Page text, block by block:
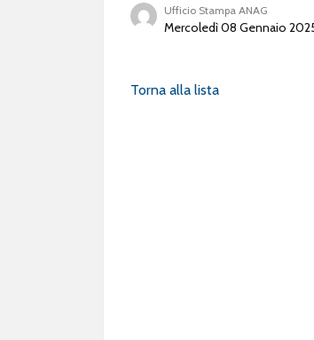
Ufficio Stampa ANAG
Mercoledì 08 Gennaio
Torna alla lista